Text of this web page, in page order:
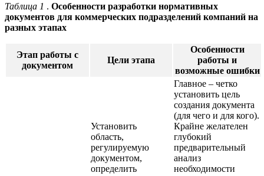
Таблица 1 . Особенности разработки нормативных
документов для коммерческих подразделений компаний на
разных этапах
Этап работы с
документом
Цели этапа
Особенности
работы и
возможные ошибки
Установить
область,
регулируемую
документом,
определить
Главное – четко
установить цель
создания документа
(для чего и для кого).
Крайне желателен
глубокий
предварительный
анализ
необходимости